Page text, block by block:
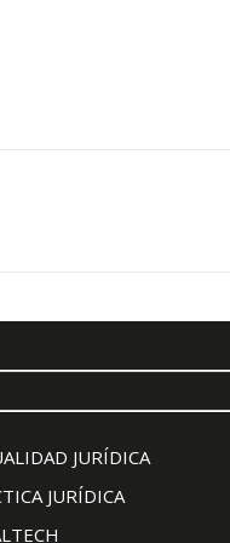
JURÍDICA
JURÍDICA